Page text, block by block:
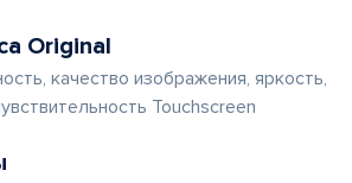
Original
качество изображения, яркость,
Touchscreen